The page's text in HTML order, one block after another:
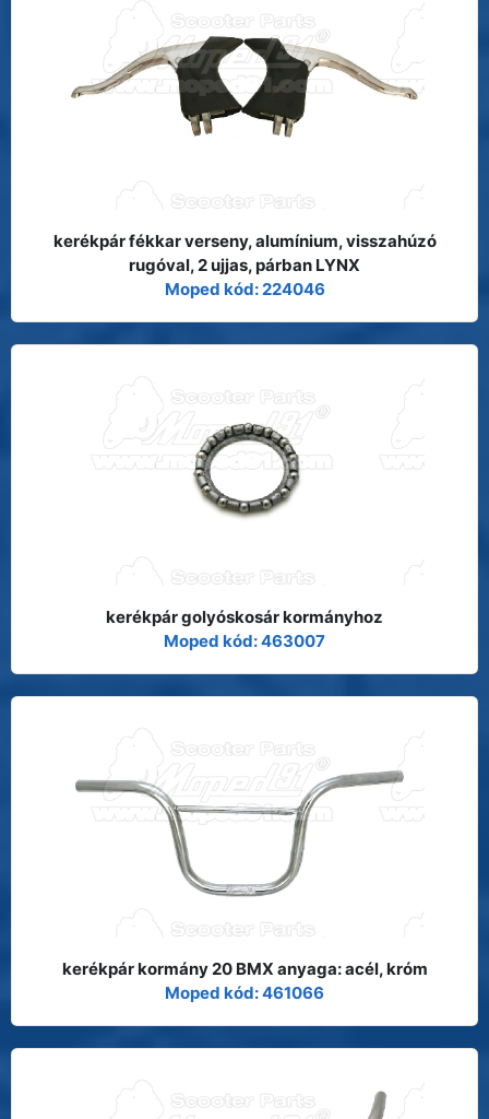
kerékpár fékkar verseny, alumínium, visszahúzó
rugóval, 2 ujjas, párban LYNX
Moped kód: 224046
kerékpár golyóskosár kormányhoz
Moped kód: 463007
kerékpár kormány 20 BMX anyaga: acél, króm
Moped kód: 461066